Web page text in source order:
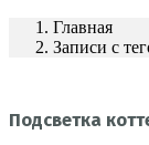
Главная
Записи с
Подсветка